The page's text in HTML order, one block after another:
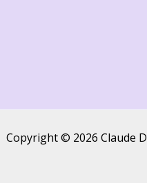
Copyright © 2026 Claude